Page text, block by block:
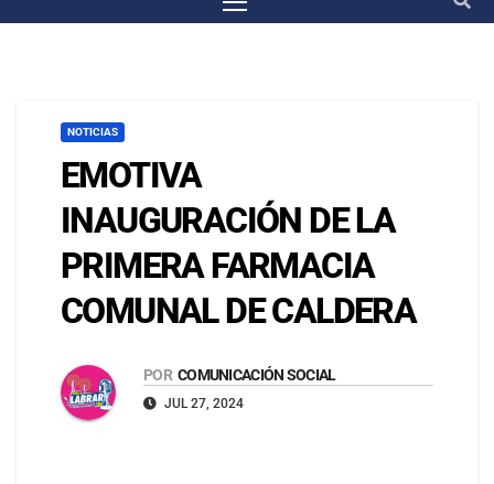
NOTICIAS
EMOTIVA
INAUGURACIÓN DE LA
PRIMERA FARMACIA
COMUNAL DE CALDERA
POR COMUNICACIÓN SOCIAL
JUL 27, 2024